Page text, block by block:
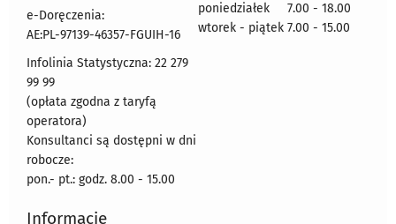
e-Doręczenia:
AE:PL-97139-46357-FGUIH-16
Infolinia Statystyczna: 22 279
99 99
(opłata zgodna z taryfą
operatora)
Konsultanci są dostępni w dni
robocze:
pon.- pt.: godz. 8.00 - 15.00
poniedziałek 7.00 - 18.00
wtorek - piątek 7.00 - 15.00
Informacje